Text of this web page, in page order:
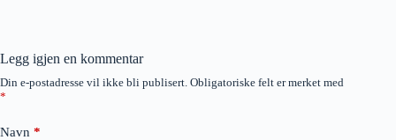
Legg igjen en kommentar
Din e-postadresse vil ikke bli publisert. Obligatoriske felt er merket med
*
Navn *